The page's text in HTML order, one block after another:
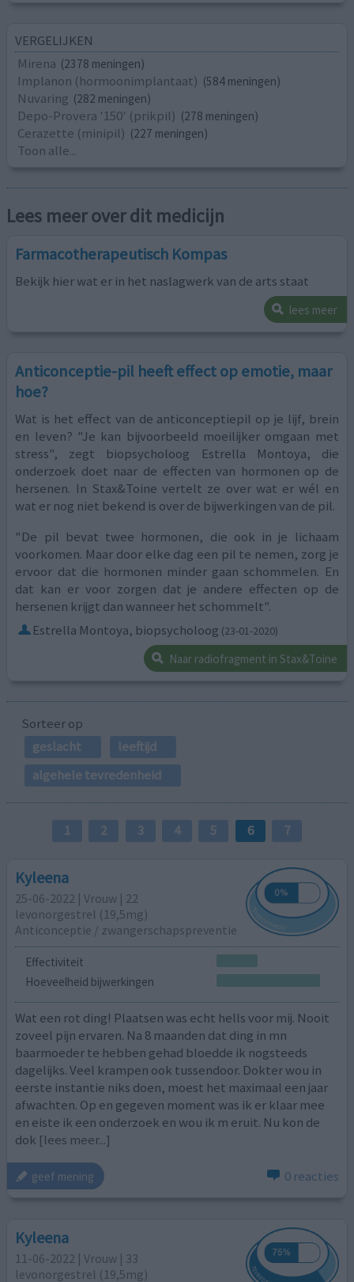
VERGELIJKEN
Mirena (2378 meningen)
Implanon (hormoonimplantaat) (584 meningen)
Nuvaring (282 meningen)
Depo-Provera '150' (prikpil) (278 meningen)
Cerazette (minipil) (227 meningen)
Toon alle...
Lees meer over dit medicijn
Farmacotherapeutisch Kompas
Bekijk hier wat er in het naslagwerk van de arts staat
lees meer
Anticonceptie-pil heeft effect op emotie, maar
hoe?
Wat is het effect van de anticonceptiepil op je lijf, brein
en leven? "Je kan bijvoorbeeld moeilijker omgaan met
stress", zegt biopsycholoog Estrella Montoya, die
onderzoek doet naar de effecten van hormonen op de
hersenen. In Stax&Toine vertelt ze over wat er wél en
wat er nog niet bekend is over de bijwerkingen van de pil.
"De pil bevat twee hormonen, die ook in je lichaam
voorkomen. Maar door elke dag een pil te nemen, zorg je
ervoor dat die hormonen minder gaan schommelen. En
dat kan er voor zorgen dat je andere effecten op de
hersenen krijgt dan wanneer het schommelt".
Estrella Montoya, biopsycholoog (23-01-2020)
Naar radiofragment in Stax&Toine
Sorteer op
geslacht
leeftijd
algehele tevredenheid
1 2 3 4 5 6 7
Kyleena
25-06-2022 | Vrouw | 22
levonorgestrel (19,5mg)
Anticonceptie / zwangerschapspreventie
Effectiviteit
Hoeveelheid bijwerkingen
Wat een rot ding! Plaatsen was echt hells voor mij. Nooit
zoveel pijn ervaren. Na 8 maanden dat ding in mn
baarmoeder te hebben gehad bloedde ik nogsteeds
dagelijks. Veel krampen ook tussendoor. Dokter wou in
eerste instantie niks doen, moest het maximaal een jaar
afwachten. Op en gegeven moment was ik er klaar mee
en eiste ik een onderzoek en wou ik m eruit. Nu kon de
dok [lees meer...]
geef mening 0 reacties
Kyleena
11-06-2022 | Vrouw | 33
levonorgestrel (19,5mg)